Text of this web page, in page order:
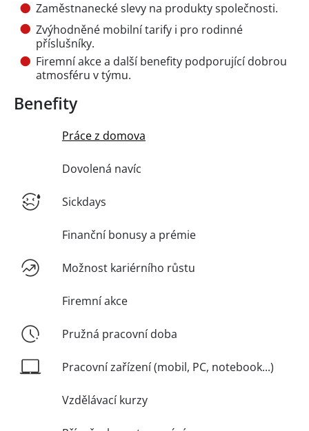
Zaměstnanecké slevy na produkty společnosti.
Zvýhodněné mobilní tarify i pro rodinné
příslušníky.
Firemní akce a další benefity podporující dobrou
atmosféru v týmu.
Benefity
Práce z domova
Dovolená navíc
Sickdays
Finanční bonusy a prémie
Možnost kariérního růstu
Firemní akce
Pružná pracovní doba
Pracovní zařízení (mobil, PC, notebook...)
Vzdělávací kurzy